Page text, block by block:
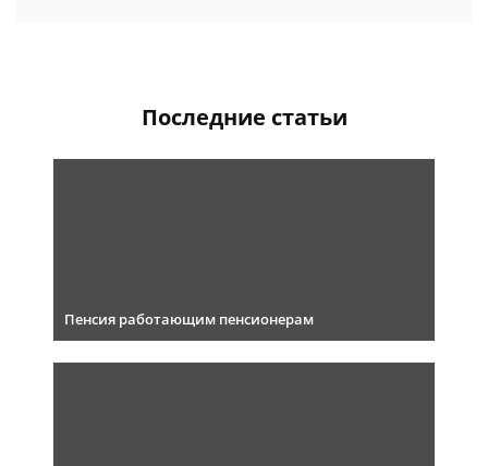
Последние статьи
Пенсия работающим пенсионерам